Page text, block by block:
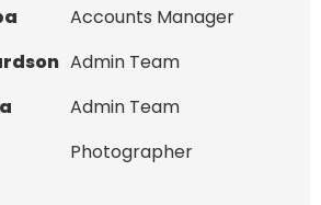
Accounts Manager
Admin Team
Admin Team
Photographer